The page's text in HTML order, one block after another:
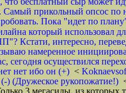
Самый прикольный опсос по
Пока "идет по
который использовал
Кстати, интересно,
намеренное
сегодня осуществился
нет ибо он (+) <
) (Дружеское рукопожатие!)
3 мегасилы, из которых